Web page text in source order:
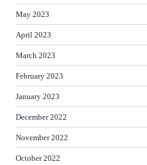
May 2023
April 2023
March 2023
February 2023
January 2023
December 2022
November 2022
October 2022